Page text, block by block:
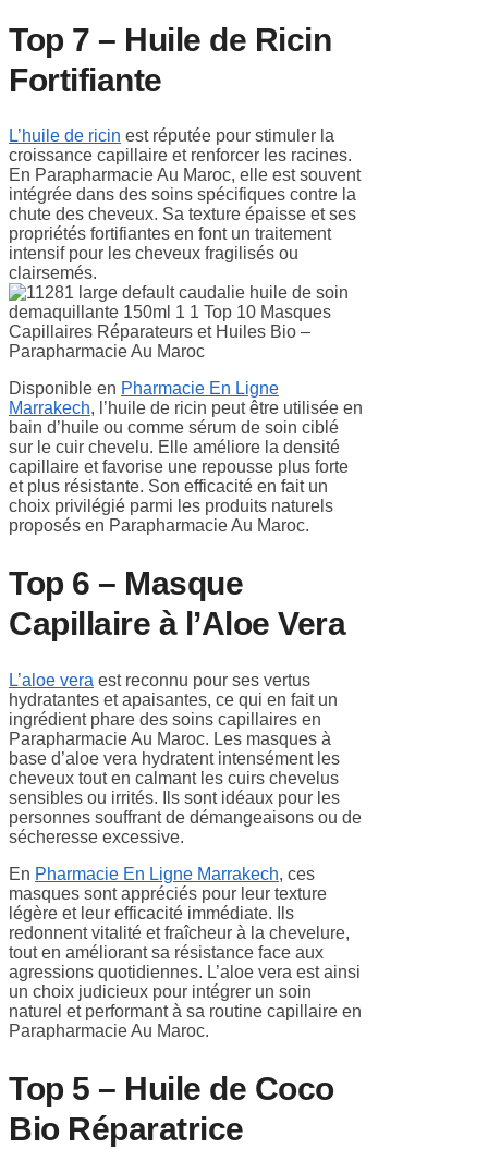
Top 7 – Huile de Ricin
Fortifiante
L’huile de ricin est réputée pour stimuler la
croissance capillaire et renforcer les racines.
En Parapharmacie Au Maroc, elle est souvent
intégrée dans des soins spécifiques contre la
chute des cheveux. Sa texture épaisse et ses
propriétés fortifiantes en font un traitement
intensif pour les cheveux fragilisés ou
clairsemés.
Disponible en Pharmacie En Ligne
Marrakech, l’huile de ricin peut être utilisée en
bain d’huile ou comme sérum de soin ciblé
sur le cuir chevelu. Elle améliore la densité
capillaire et favorise une repousse plus forte
et plus résistante. Son efficacité en fait un
choix privilégié parmi les produits naturels
proposés en Parapharmacie Au Maroc.
Top 6 – Masque
Capillaire à l’Aloe Vera
L’aloe vera est reconnu pour ses vertus
hydratantes et apaisantes, ce qui en fait un
ingrédient phare des soins capillaires en
Parapharmacie Au Maroc. Les masques à
base d’aloe vera hydratent intensément les
cheveux tout en calmant les cuirs chevelus
sensibles ou irrités. Ils sont idéaux pour les
personnes souffrant de démangeaisons ou de
sécheresse excessive.
En Pharmacie En Ligne Marrakech, ces
masques sont appréciés pour leur texture
légère et leur efficacité immédiate. Ils
redonnent vitalité et fraîcheur à la chevelure,
tout en améliorant sa résistance face aux
agressions quotidiennes. L’aloe vera est ainsi
un choix judicieux pour intégrer un soin
naturel et performant à sa routine capillaire en
Parapharmacie Au Maroc.
Top 5 – Huile de Coco
Bio Réparatrice